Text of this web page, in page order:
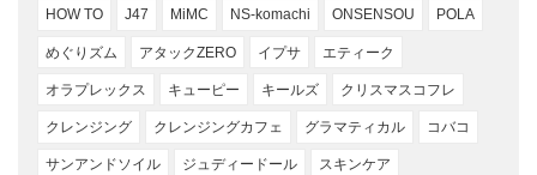
HOW TO J47 MiMC NS-komachi ONSENSOU POLA
めぐりズム アタックZERO イプサ エティーク
オラプレックス キューピー キールズ クリスマスコフレ
クレンジング クレンジングカフェ グラマティカル コバコ
サンアンドソイル ジュディードール スキンケア